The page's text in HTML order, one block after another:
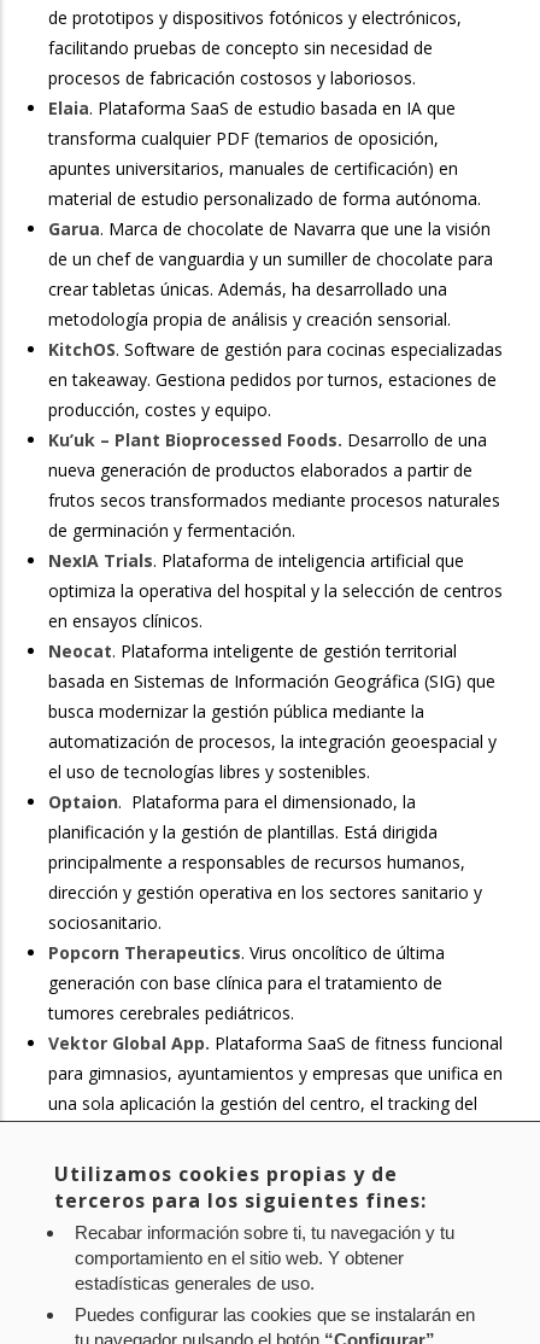
de prototipos y dispositivos fotónicos y electrónicos,
facilitando pruebas de concepto sin necesidad de
procesos de fabricación costosos y laboriosos.
Elaia. Plataforma SaaS de estudio basada en IA que
transforma cualquier PDF (temarios de oposición,
apuntes universitarios, manuales de certificación) en
material de estudio personalizado de forma autónoma.
Garua. Marca de chocolate de Navarra que une la visión
de un chef de vanguardia y un sumiller de chocolate para
crear tabletas únicas. Además, ha desarrollado una
metodología propia de análisis y creación sensorial.
KitchOS. Software de gestión para cocinas especializadas
en takeaway. Gestiona pedidos por turnos, estaciones de
producción, costes y equipo.
Ku’uk – Plant Bioprocessed Foods. Desarrollo de una
nueva generación de productos elaborados a partir de
frutos secos transformados mediante procesos naturales
de germinación y fermentación.
NexIA Trials. Plataforma de inteligencia artificial que
optimiza la operativa del hospital y la selección de centros
en ensayos clínicos.
Neocat. Plataforma inteligente de gestión territorial
basada en Sistemas de Información Geográfica (SIG) que
busca modernizar la gestión pública mediante la
automatización de procesos, la integración geoespacial y
el uso de tecnologías libres y sostenibles.
Optaion. Plataforma para el dimensionado, la
planificación y la gestión de plantillas. Está dirigida
principalmente a responsables de recursos humanos,
dirección y gestión operativa en los sectores sanitario y
sociosanitario.
Popcorn Therapeutics. Virus oncolítico de última
generación con base clínica para el tratamiento de
tumores cerebrales pediátricos.
Vektor Global App. Plataforma SaaS de fitness funcional
para gimnasios, ayuntamientos y empresas que unifica en
una sola aplicación la gestión del centro, el tracking del
artificial propia sobre vídeo, articulada en una red mundial
de centros.
Noticia original dewww.navarra.es
Utilizamos cookies propias y de
terceros para los siguientes fines:
Recabar información sobre ti, tu navegación y tu
comportamiento en el sitio web. Y obtener
estadísticas generales de uso.
Puedes configurar las cookies que se instalarán en
tu navegador pulsando el botón “Configurar”